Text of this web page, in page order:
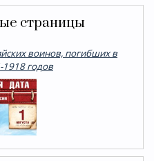
страницы
воинов, погибших в
годов